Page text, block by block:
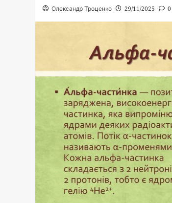
Олександр Троценко 29/11/2025 0